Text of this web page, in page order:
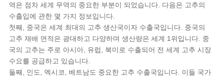
역은 점차 세계 무역의 중요한 부분이 되었습니다. 다음은 고추의
수출입에 관한 몇 가지 정보입니다.
첫째, 중국은 세계 최대의 고추 생산국이자 수출국입니다. 중국의
고추 재배 면적은 광대하고 다양하며 생산량은 세계 1위입니다. 중
국의 고추는 주로 아시아, 유럽, 북미로 수출되어 전 세계 고추 시장
수요를 공급하고 있습니다.
둘째, 인도, 멕시코, 베트남도 중요한 고추 수출국입니다. 이들 국가